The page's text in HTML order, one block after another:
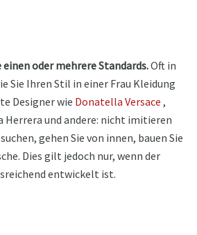
oder mehrere Standards.Oft in
Sie Ihren Stil in einer Frau Kleidung
Designer wie Donatella Versace ,
Herrera und andere: nicht imitieren
gehen Sie von innen, bauen Sie
Dies gilt jedoch nur, wenn der
entwickelt ist.